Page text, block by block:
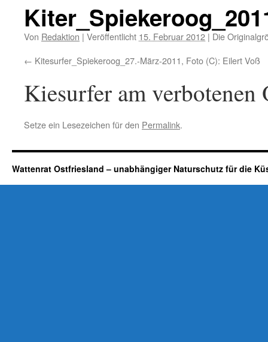
Von Redaktion | Veröffentlicht 15. Februar 2012 | Die
Kitesurfer_Spiekeroog_27.-März-2011, Foto (C): Eilert Voß
Kiesurfer am
Setze ein Lesezeichen für den Permalink.
Wattenrat Ostfriesland – unabhängiger Naturschutz für die